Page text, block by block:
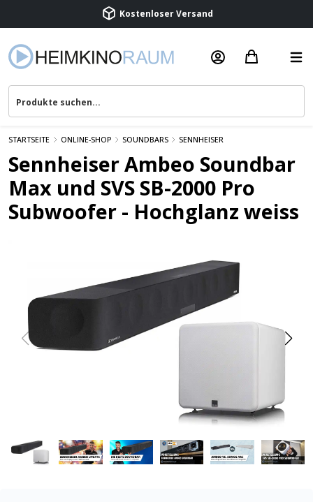
Beratung & Service
STARTSEITE ONLINE-SHOP SOUNDBARS SENNHEISER
Sennheiser Ambeo Soundbar
Max und SVS SB-2000 Pro
Subwoofer - Hochglanz weiss